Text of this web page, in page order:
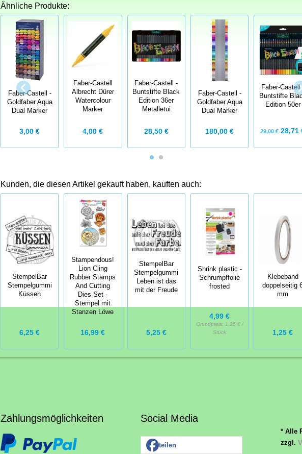
Ähnliche Produkte:
Faber-Castell -
Goldfaber Aqua
Dual Marker
3,00 €
Faber-Castell
Albrecht Dürer
Watercolour
Marker
4,00 €
Faber-Castell -
Buntstifte Black
Edition 36er
Metalletui
28,50 €
Faber-Castell -
Goldfaber Aqua
Dual Marker
180,00 €
Faber-Castell
Buntstifte
Edition 50er
29,00 €28,71
Kunden, die diesen Artikel gekauft haben, kauften auch:
StempelBar
Stempelgummi
Küssen
6,25 €
Stampendous!
Lion Cling
Rubber Stamps
And Cutting
Dies Set -
Stempel mit
Stanzen Löwe
16,99 €
StempelBar
Stempelgummi
Leben ist das
mit der Freude
5,25 €
Shrink plastic -
Schrumpffolie
frosted
4,99 €
Grundpreis: 1,25 € /
Stück
Klebeband
doppelseitig
mm
1,25 €
Zahlungsmöglichkeiten Social Media
teilen
* Alle
zzgl.